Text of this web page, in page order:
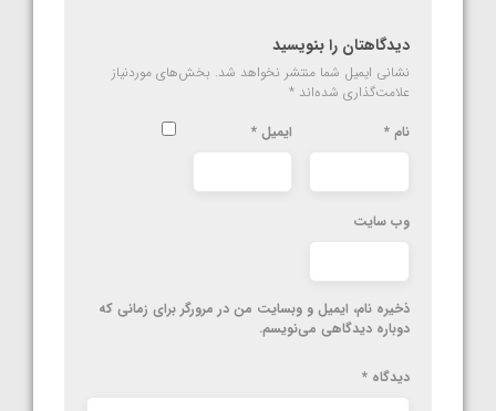
دیدگاهتان را بنویسید
نشانی ایمیل شما منتشر نخواهد شد. بخش‌های موردنیاز
علامت‌گذاری شده‌اند *
نام * ایمیل *
وب‌ سایت
ذخیره نام، ایمیل و وبسایت من در مرورگر برای زمانی که
دوباره دیدگاهی می‌نویسم.
دیدگاه *